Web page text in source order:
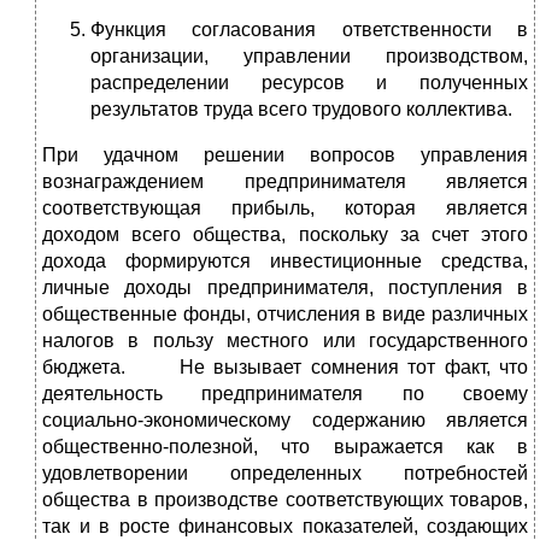
Функция согласования ответственности в
организации, управлении производством,
распределении ресурсов и полученных
результатов труда всего трудового коллектива.
При удачном решении вопросов управления
вознаграждением предпринимателя является
соответствующая прибыль, которая является
доходом всего общества, поскольку за счет этого
дохода формируются инвестиционные средства,
личные доходы предпринимателя, поступления в
общественные фонды, отчисления в виде различных
налогов в пользу местного или государственного
бюджета. Не вызывает сомнения тот факт, что
деятельность предпринимателя по своему
социально-экономическому содержанию является
общественно-полезной, что выражается как в
удовлетворении определенных потребностей
общества в производстве соответствующих товаров,
так и в росте финансовых показателей, создающих